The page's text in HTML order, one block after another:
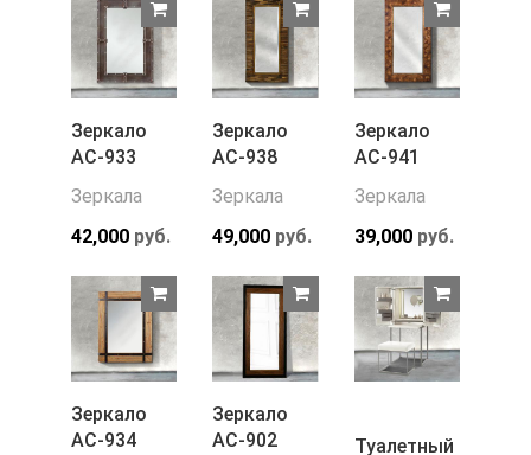
Зеркало
АС-933
Зеркала
42,000 руб.
Зеркало
АС-938
Зеркала
49,000 руб.
Зеркало
АС-941
Зеркала
39,000руб.
Зеркало
АС-934
Зеркало
АС-902
Туалетный